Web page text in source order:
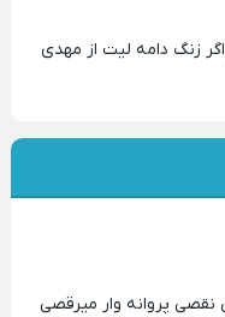
زنگ دامه لیت از مهدی
پروانه وار میرقصی